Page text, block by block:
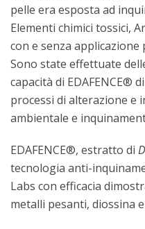
pelle era esposta ad
Elementi chimici tossici,
con e senza applicazione
Sono state effettuate
capacità di EDAFENCE®
processi di alterazione e
ambientale e
EDAFENCE®, estratto di
tecnologia anti-
Labs con efficacia
metalli pesanti, diossina